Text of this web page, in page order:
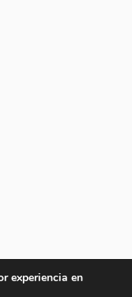
experiencia en